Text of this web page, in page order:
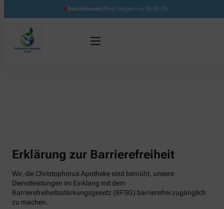
Geschlossenöffnet morgen um 08:00 Uhr
Erklärung zur Barrierefreiheit
Wir, die Christophorus Apotheke sind bemüht, unsere
Dienstleistungen im Einklang mit dem
Barrierefreiheitsstärkungsgesetz (BFSG) barrierefrei zugänglich
zu machen.